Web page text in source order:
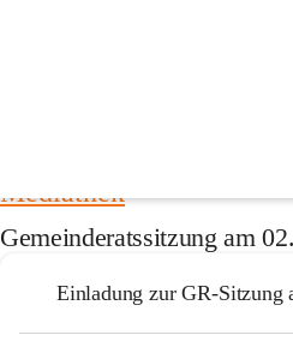
Im untenstehenden Link finden Sie
Mediathek
Gemeinderatssitzung am
Einladung zur GR-Sitzung